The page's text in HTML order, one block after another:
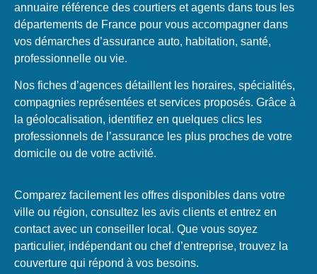
annuaire référence des courtiers et agents dans tous les
départements de France pour vous accompagner dans
vos démarches d’assurance auto, habitation, santé,
professionnelle ou vie.
Nos fiches d’agences détaillent les horaires, spécialités,
compagnies représentées et services proposés. Grâce à
la géolocalisation, identifiez en quelques clics les
professionnels de l’assurance les plus proches de votre
domicile ou de votre activité.
Comparez facilement les offres disponibles dans votre
ville ou région, consultez les avis clients et entrez en
contact avec un conseiller local. Que vous soyez
particulier, indépendant ou chef d’entreprise, trouvez la
couverture qui répond à vos besoins.